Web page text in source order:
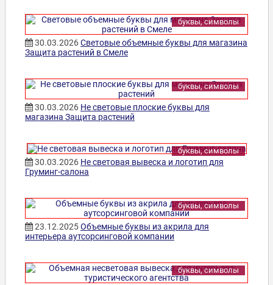
буквы, символы
30.03.2026Световые объемные буквы для магазина
Защита растений в Смеле
буквы, символы
30.03.2026 Не световые плоские буквы для
магазина Защита растений
буквы, символы
30.03.2026 Не световая вывеска и логотип для
Груминг-салона
буквы, символы
23.12.2025Объемные буквы из акрила для
интерьера аутсорсинговой компании
буквы, символы